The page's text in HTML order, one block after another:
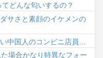
どんな匂いするの？
サさと素顔のイケメンの
中国人のコンビニ店員…
場合かなり特異なフォー